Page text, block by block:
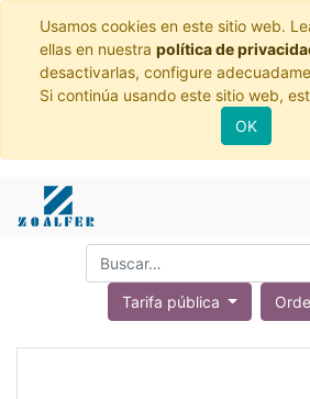
Usamos cookies en este sitio web.
ellas en nuestra política de
desactivarlas, configure
Si continúa usando este sitio web,
OK
Tarifa pública